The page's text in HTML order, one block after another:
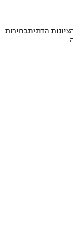
הדתיתבחירות